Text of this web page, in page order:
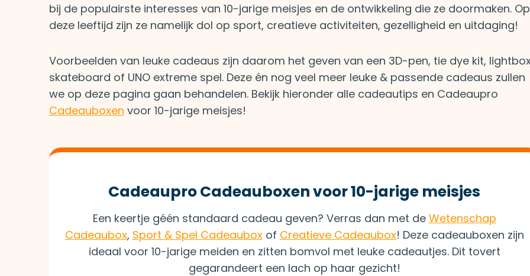
bij de populairste interesses van 10-jarige meisjes en de ontwikkeling die ze doormaken. Op
deze leeftijd zijn ze namelijk dol op sport, creatieve activiteiten, gezelligheid en uitdaging!
Voorbeelden van leuke cadeaus zijn daarom het geven van een 3D-pen, tie dye kit,
skateboard of UNO extreme spel. Deze én nog veel meer leuke & passende cadeaus zullen
we op deze pagina gaan behandelen. Bekijk hieronder alle cadeautips en Cadeaupro
Cadeauboxen voor 10-jarige meisjes!
Cadeaupro Cadeauboxen voor 10-jarige meisjes
Een keertje géén standaard cadeau geven? Verras dan met de Wetenschap
Cadeaubox, Sport & Spel Cadeauboxof Creatieve Cadeaubox! Deze cadeauboxen zijn
ideaal voor 10-jarige meiden en zitten bomvol met leuke cadeautjes. Dit tovert
gegarandeert een lach op haar gezicht!